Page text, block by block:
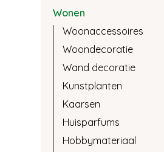
Wonen
Woonaccessoires
Woondecoratie
Wand decoratie
Kunstplanten
Kaarsen
Huisparfums
Hobbymateriaal